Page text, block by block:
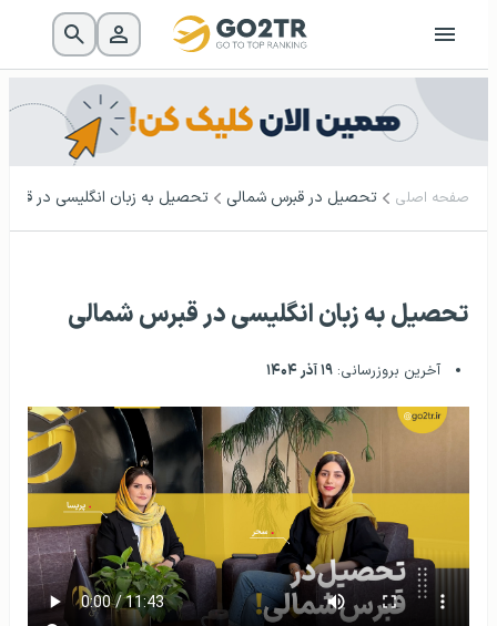
صفحه اصلی تحصیل در قبرس شمالی تحصیل به زبان انگلیسی در
تحصیل به زبان انگلیسی در قبرس شمالی
آخرین بروزرسانی: ۱۹ آذر ۱۴۰۴